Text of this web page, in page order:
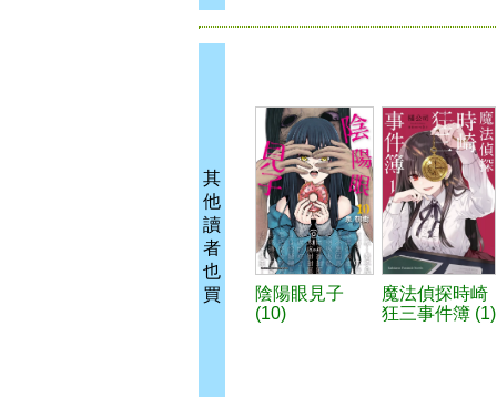
其
他
讀
者
也
買
陰陽眼見子
(10)
魔法偵探時崎
狂三事件簿 (1)